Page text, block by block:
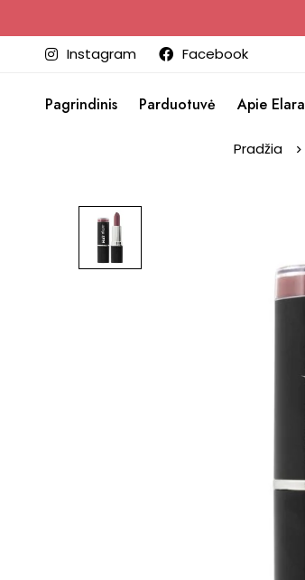
Instagram Facebook
Pagrindinis Parduotuvė Apie Elara
Pradžia